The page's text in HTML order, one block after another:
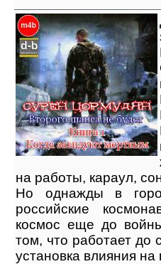
на работы, караул,
Но однажды в
российские
космос еще до
том, что работает до
установка влияния